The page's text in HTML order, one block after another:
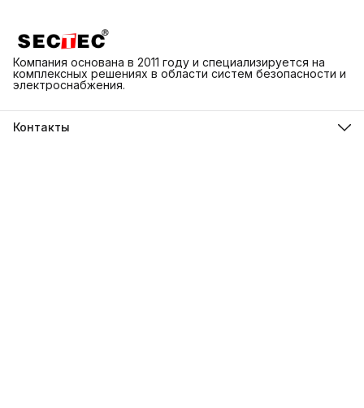
Компания основана в 2011 году и специализируется на
комплексных решениях в области систем безопасности и
электроснабжения.
Контакты